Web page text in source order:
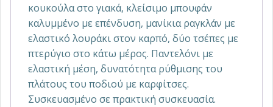
κουκούλα στο γιακά, κλείσιμο μπουφάν
καλυμμένο με επένδυση, μανίκια ραγκλάν με
ελαστικό λουράκι στον καρπό, δύο τσέπες με
πτερύγιο στο κάτω μέρος. Παντελόνι με
ελαστική μέση, δυνατότητα ρύθμισης του
πλάτους του ποδιού με καρφίτσες.
Συσκευασμένο σε πρακτική συσκευασία.